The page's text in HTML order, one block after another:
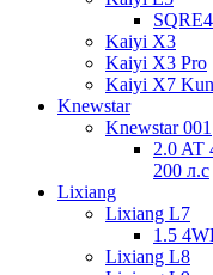
Kaiyi X3
Kaiyi X3 Pro
Kaiyi X7
Knewstar
Knewstar 001
2.0 AT
200 л.с
Lixiang
Lixiang L7
1.5
Lixiang L8